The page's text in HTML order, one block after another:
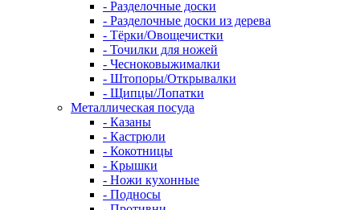
- Разделочные доски
- Разделочные доски из дерева
- Тёрки/Овощечистки
- Точилки для ножей
- Чесноковыжималки
- Штопоры/Открывалки
- Щипцы/Лопатки
Металлическая посуда
- Казаны
- Кастрюли
- Кокотницы
- Крышки
- Ножи кухонные
- Подносы